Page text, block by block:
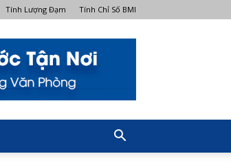
Tính Lượng Đạm Tính Chỉ Số BMI